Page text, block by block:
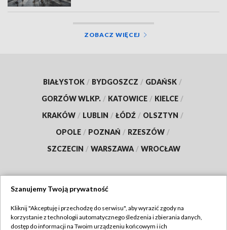
ZOBACZ WIĘCEJ
BIAŁYSTOK / BYDGOSZCZ / GDAŃSK /
GORZÓW WLKP. / KATOWICE / KIELCE /
KRAKÓW / LUBLIN / ŁÓDŹ / OLSZTYN /
OPOLE / POZNAŃ / RZESZÓW /
SZCZECIN / WARSZAWA / WROCŁAW
TVP
Szanujemy Twoją prywatność
Kliknij "Akceptuję i przechodzę do serwisu", aby wyrazić zgody na
korzystanie z technologii automatycznego śledzenia i zbierania danych,
dostęp do informacji na Twoim urządzeniu końcowym i ich